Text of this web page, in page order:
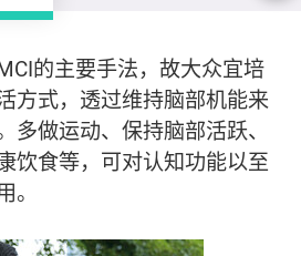
认知障碍
的主要手法，故大众宜培
方式，透过维持脑部机能来
多做运动、保持脑部活跃、
饮食等，可对认知功能以至